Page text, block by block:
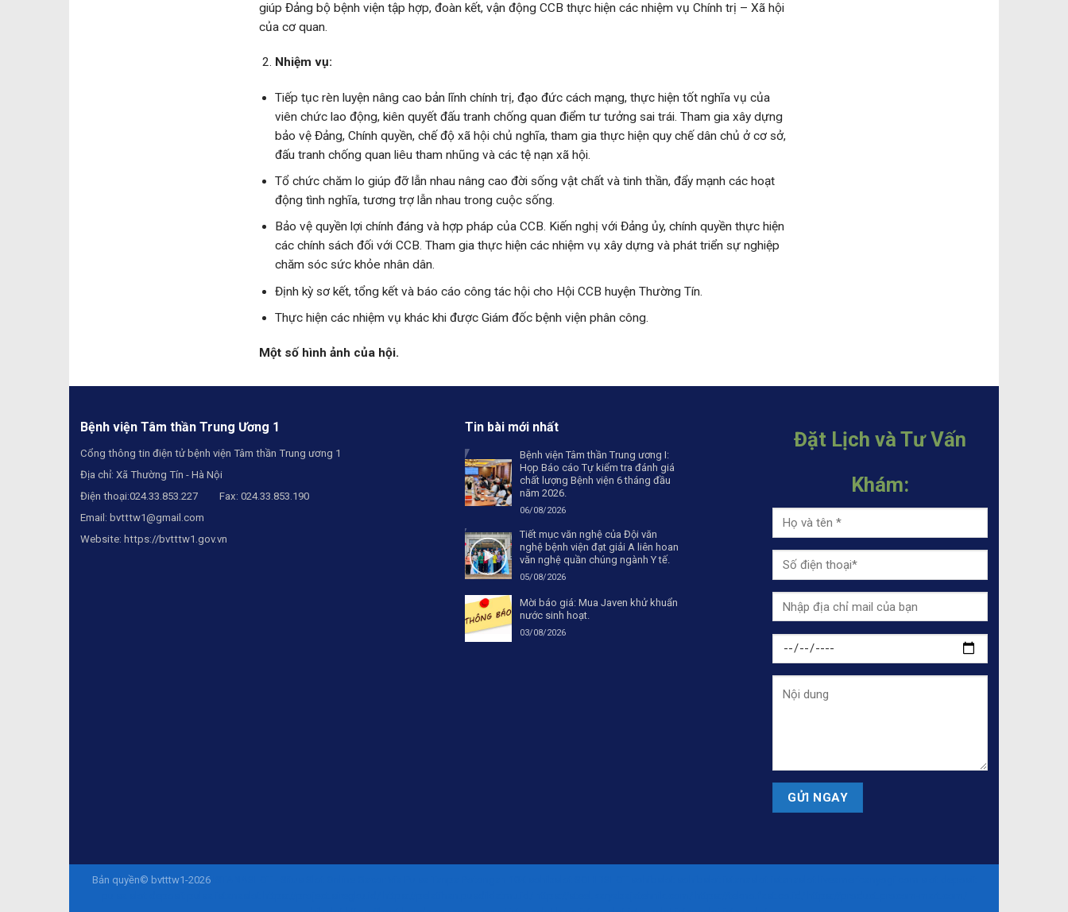
giúp Đảng bộ bệnh viện tập hợp, đoàn kết, vận động CCB thực hiện các nhiệm vụ Chính trị – Xã hội
của cơ quan.
Nhiệm vụ:
Tiếp tục rèn luyện nâng cao bản lĩnh chính trị, đạo đức cách mạng, thực hiện tốt nghĩa vụ của
viên chức lao động, kiên quyết đấu tranh chống quan điểm tư tưởng sai trái. Tham gia xây dựng
bảo vệ Đảng, Chính quyền, chế độ xã hội chủ nghĩa, tham gia thực hiện quy chế dân chủ ở cơ sở,
đấu tranh chống quan liêu tham nhũng và các tệ nạn xã hội.
Tổ chức chăm lo giúp đỡ lẫn nhau nâng cao đời sống vật chất và tinh thần, đẩy mạnh các hoạt
động tình nghĩa, tương trợ lẫn nhau trong cuộc sống.
Bảo vệ quyền lợi chính đáng và hợp pháp của CCB. Kiến nghị với Đảng ủy, chính quyền thực hiện
các chính sách đối với CCB. Tham gia thực hiện các nhiệm vụ xây dựng và phát triển sự nghiệp
chăm sóc sức khỏe nhân dân.
Định kỳ sơ kết, tổng kết và báo cáo công tác hội cho Hội CCB huyện Thường Tín.
Thực hiện các nhiệm vụ khác khi được Giám đốc bệnh viện phân công.
Một số hình ảnh của hội.
Bệnh viện Tâm thần Trung Ương 1
Cổng thông tin điện tử bệnh viện Tâm thần Trung ương 1
Địa chỉ: Xã Thường Tín - Hà Nội
Điện thoại:024.33.853.227 Fax: 024.33.853.190
Email: bvtttw1@gmail.com
Website: https://bvtttw1.gov.vn
Tin bài mới nhất
Bệnh viện Tâm thần Trung ương I:
Họp Báo cáo Tự kiểm tra đánh giá
chất lượng Bệnh viện 6 tháng đầu
năm 2026.
06/08/2026
Tiết mục văn nghệ của Đội văn
nghệ bệnh viện đạt giải A liên hoan
văn nghệ quần chúng ngành Y tế.
05/08/2026
Mời báo giá: Mua Javen khử khuẩn
nước sinh hoạt.
03/08/2026
Đặt Lịch và Tư Vấn
Khám:
Bản quyền© bvtttw1-2026